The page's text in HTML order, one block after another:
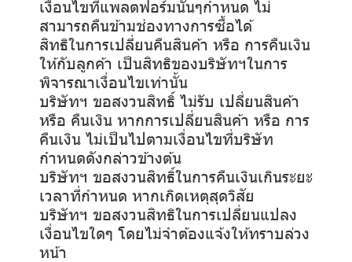
เงื่อนไขที่แพลตฟอร์มนั้นๆกำหนด ไม่
สามารถคืนข้ามช่องทางการซื้อได้
สิทธิในการเปลี่ยนคืนสินค้า หรือ การคืนเงิน
ให้กับลูกค้า เป็นสิทธิของบริษัทฯในการ
พิจารณาเงื่อนไขเท่านั้น
บริษัทฯ ขอสงวนสิทธิ์ ไม่รับ เปลี่ยนสินค้า
หรือ คืนเงิน หากการเปลี่ยนสินค้า หรือ การ
คืนเงิน ไม่เป็นไปตามเงื่อนไขที่บริษัท
กำหนดดังกล่าวข้างต้น
บริษัทฯ ขอสงวนสิทธิ์ในการคืนเงินเกินระยะ
เวลาที่กำหนด หากเกิดเหตุสุดวิสัย
บริษัทฯ ขอสงวนสิทธิในการเปลี่ยนแปลง
เงื่อนไขใดๆ โดยไม่จำต้องแจ้งให้ทราบล่วง
หน้า